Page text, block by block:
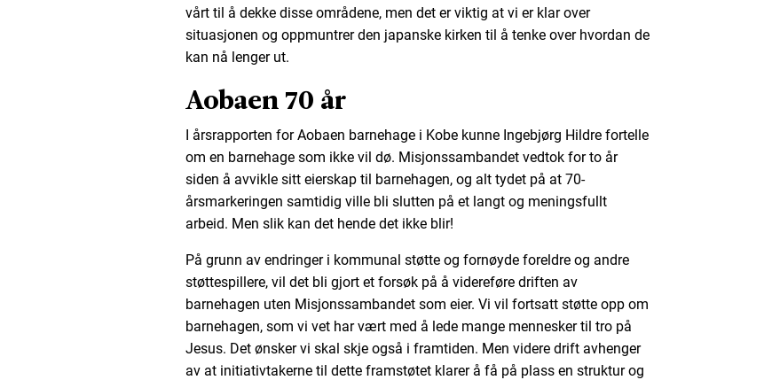
vårt til å dekke disse områdene, men det er viktig at vi er klar over
situasjonen og oppmuntrer den japanske kirken til å tenke over hvordan de
kan nå lenger ut.
Aobaen 70 år
I årsrapporten for Aobaen barnehage i Kobe kunne Ingebjørg Hildre fortelle
om en barnehage som ikke vil dø. Misjonssambandet vedtok for to år
siden å avvikle sitt eierskap til barnehagen, og alt tydet på at 70-
årsmarkeringen samtidig ville bli slutten på et langt og meningsfullt
arbeid. Men slik kan det hende det ikke blir!
På grunn av endringer i kommunal støtte og fornøyde foreldre og andre
støttespillere, vil det bli gjort et forsøk på å videreføre driften av
barnehagen uten Misjonssambandet som eier. Vi vil fortsatt støtte opp om
barnehagen, som vi vet har vært med å lede mange mennesker til tro på
Jesus. Det ønsker vi skal skje også i framtiden. Men videre drift avhenger
av at initiativtakerne til dette framstøtet klarer å få på plass en struktur og